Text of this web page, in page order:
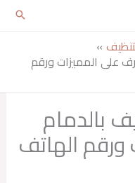
على المميزات ورقم
بالدمام
الهاتف